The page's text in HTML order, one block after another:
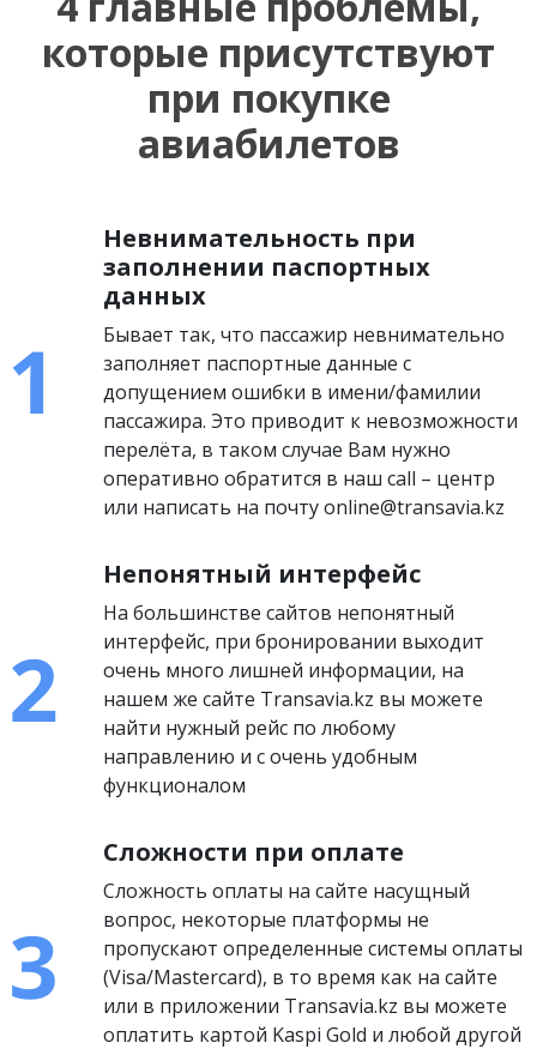
которые присутствуют
при покупке
авиабилетов
Невнимательность при
заполнении паспортных
данных
Бывает так, что пассажир невнимательно
заполняет паспортные данные с
допущением ошибки в имени/фамилии
пассажира. Это приводит к невозможности
перелёта, в таком случае Вам нужно
оперативно обратится в наш call – центр
или написать на почту online@transavia.kz
Непонятный интерфейс
На большинстве сайтов непонятный
интерфейс, при бронировании выходит
очень много лишней информации, на
нашем же сайте Transavia.kz вы можете
найти нужный рейс по любому
направлению и с очень удобным
функционалом
Сложности при оплате
Сложность оплаты на сайте насущный
вопрос, некоторые платформы не
пропускают определенные системы оплаты
(Visa/Mastercard), в то время как на сайте
или в приложении Transavia.kz вы можете
оплатить картой Kaspi Gold и любой другой